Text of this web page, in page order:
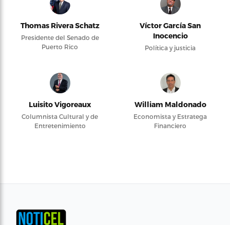
Thomas Rivera Schatz
Presidente del Senado de
Puerto Rico
Víctor García San
Inocencio
Política y justicia
Luisito Vigoreaux
Columnista Cultural y de
Entretenimiento
William Maldonado
Economista y Estratega
Financiero